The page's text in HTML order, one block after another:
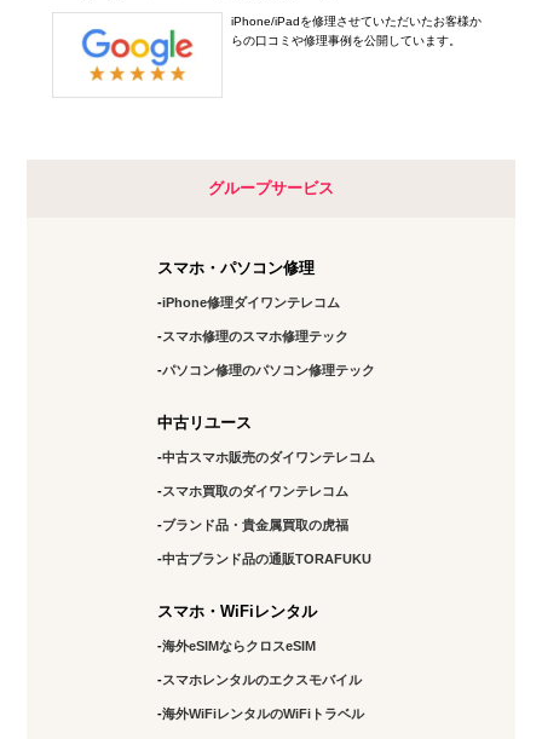
iPhone/iPadを修理させていただいたお客様か
らの口コミや修理事例を公開しています。
グループサービス
スマホ・パソコン修理
iPhone修理ダイワンテレコム
スマホ修理のスマホ修理テック
パソコン修理のパソコン修理テック
中古リユース
中古スマホ販売のダイワンテレコム
スマホ買取のダイワンテレコム
ブランド品・貴金属買取の虎福
中古ブランド品の通販TORAFUKU
スマホ・WiFiレンタル
海外eSIMならクロスeSIM
スマホレンタルのエクスモバイル
海外WiFiレンタルのWiFiトラベル